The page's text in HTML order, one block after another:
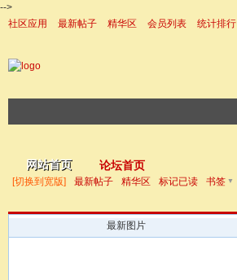
-->
社区应用
最新帖子 精华区 会员列表 统计排行
网站首页 论坛首页
[切换到宽版] 最新帖子 精华区 标记已读 书签 ▼
最新图片